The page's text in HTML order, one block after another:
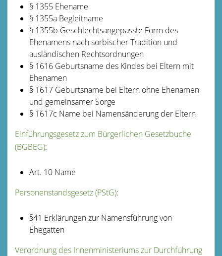
§ 1355 Ehename
§ 1355a Begleitname
§ 1355b Geschlechtsangepasste Form des
Ehenamens nach sorbischer Tradition und
ausländischen Rechtsordnungen
§ 1616 Geburtsname des Kindes bei Eltern mit
Ehenamen
§ 1617 Geburtsname bei Eltern ohne Ehenamen
und gemeinsamer Sorge
§ 1617c Name bei Namensänderung der Eltern
Einführungsgesetz zum Bürgerlichen Gesetzbuche
(BGBEG):
Art. 10 Name
Personenstandsgesetz (PStG):
§41 Erklärungen zur Namensführung von
Ehegatten
Verordnung des Innenministeriums zur Durchführung